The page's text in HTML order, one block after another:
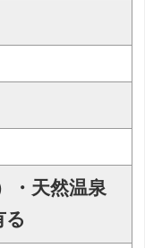
・天然温泉
る